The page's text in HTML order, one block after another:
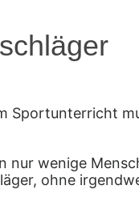
Sportunterricht
wenige
ohne